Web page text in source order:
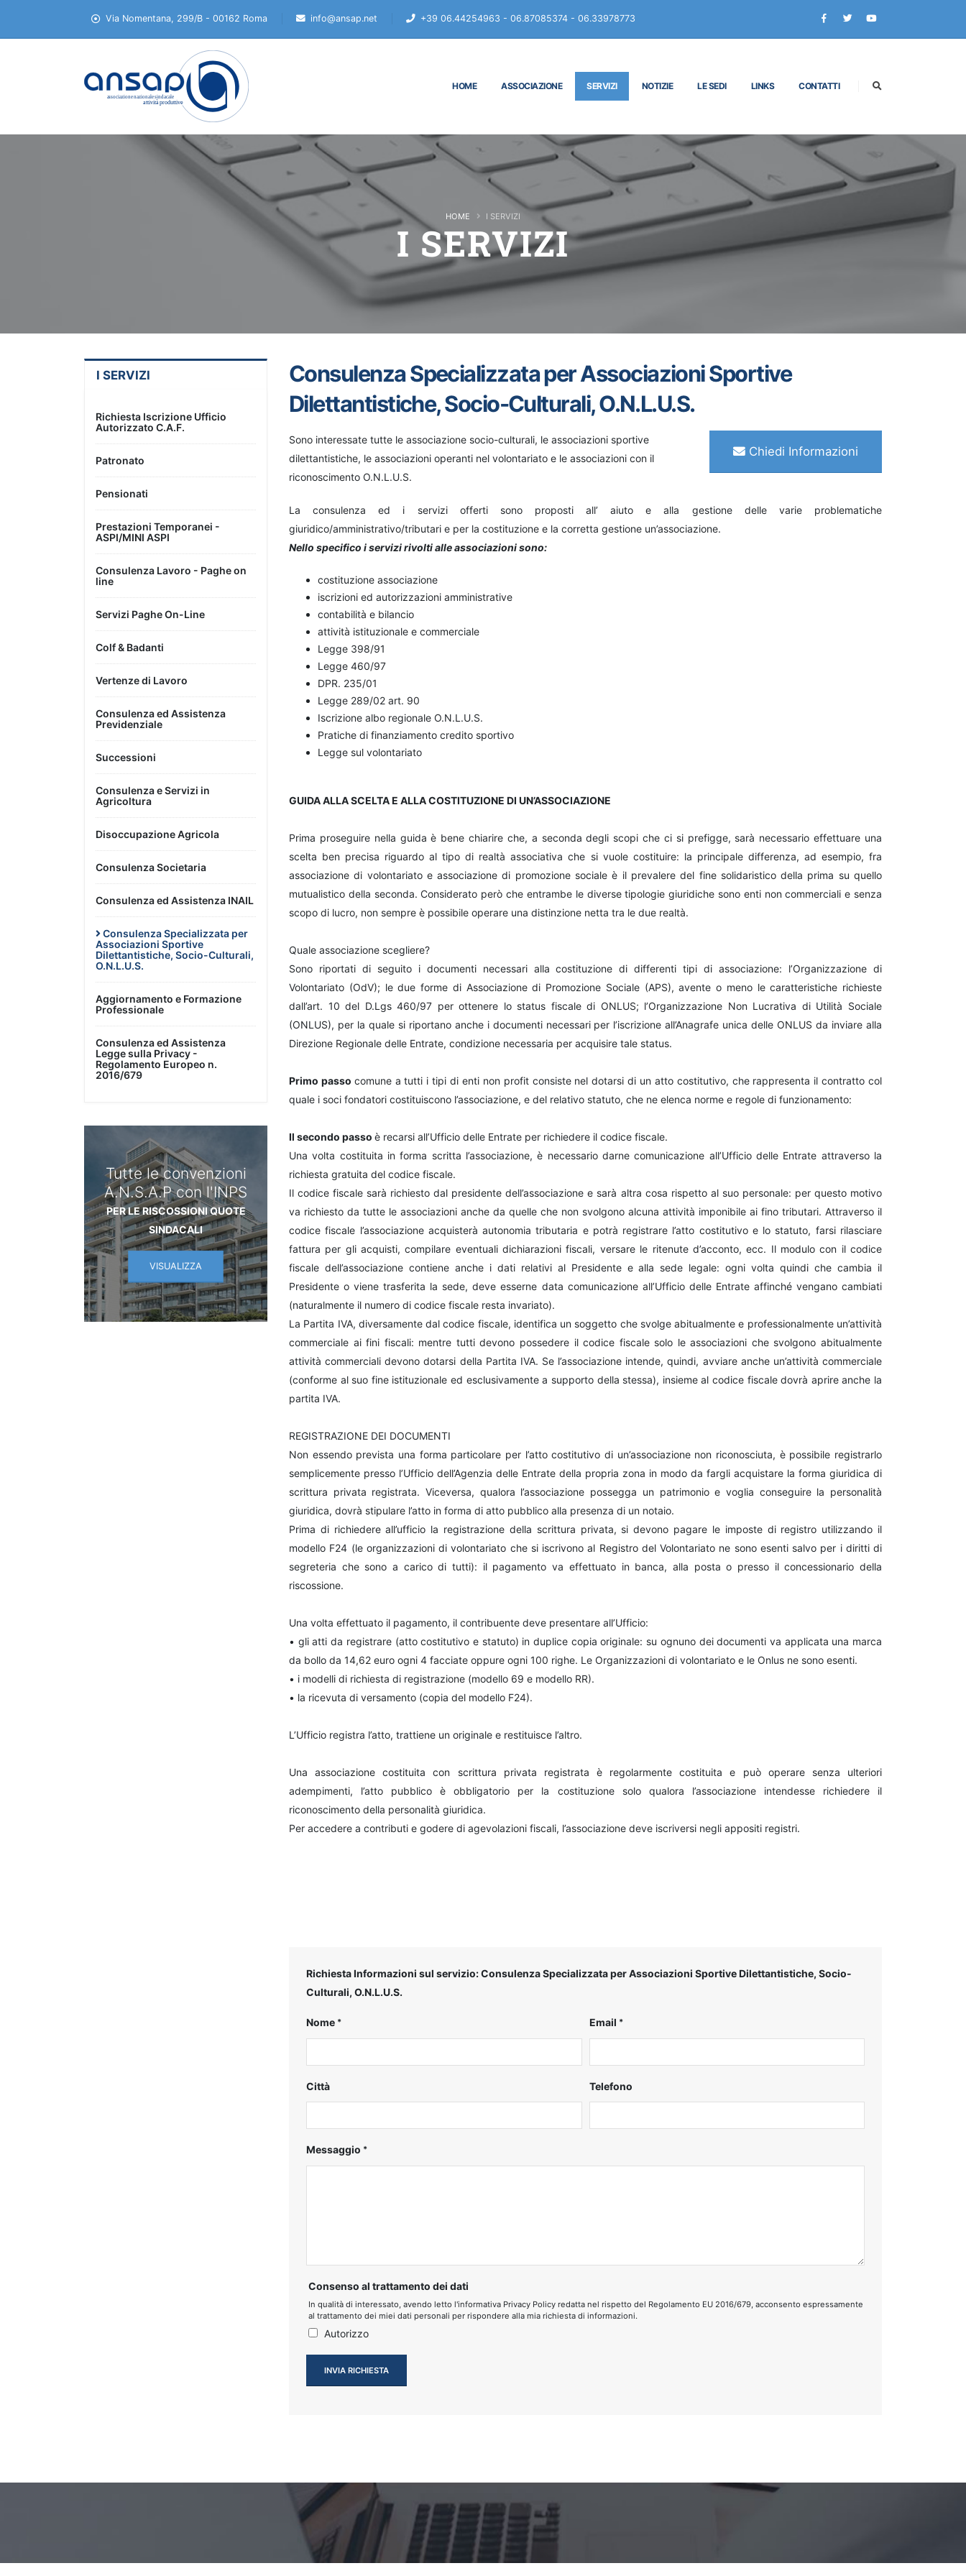
Via Nomentana, 299/B - 00162 Roma info@ansap.net +39 06.44254963 - 06.87085374 - 06.33978773
HOME ASSOCIAZIONE SERVIZI NOTIZIE LE SEDI LINKS CONTATTI
I SERVIZI
HOME I SERVIZI
I SERVIZI
Richiesta Iscrizione Ufficio
Autorizzato C.A.F.
Patronato
Pensionati
Prestazioni Temporanei -
ASPI/MINI ASPI
Consulenza Lavoro - Paghe on
line
Servizi Paghe On-Line
Colf & Badanti
Vertenze di Lavoro
Consulenza ed Assistenza
Previdenziale
Successioni
Consulenza e Servizi in
Agricoltura
Disoccupazione Agricola
Consulenza Societaria
Consulenza ed Assistenza INAIL
Consulenza Specializzata per
Associazioni Sportive
Dilettantistiche, Socio-Culturali,
O.N.L.U.S.
Aggiornamento e Formazione
Professionale
Consulenza ed Assistenza
Legge sulla Privacy -
Regolamento Europeo n.
2016/679
Tutte le convenzioni
A.N.S.A.P con l'INPS
PER LE RISCOSSIONI QUOTE
SINDACALI
VISUALIZZA
Consulenza Specializzata per Associazioni Sportive
Dilettantistiche, Socio-Culturali, O.N.L.U.S.
Chiedi Informazioni
Sono interessate tutte le associazione socio-culturali, le associazioni sportive
dilettantistiche, le associazioni operanti nel volontariato e le associazioni con il
riconoscimento O.N.L.U.S.
La consulenza ed i servizi offerti sono proposti all’ aiuto e alla gestione delle varie problematiche
giuridico/amministrativo/tributari e per la costituzione e la corretta gestione un’associazione.
Nello specifico i servizi rivolti alle associazioni sono:
costituzione associazione
iscrizioni ed autorizzazioni amministrative
contabilità e bilancio
attività istituzionale e commerciale
Legge 398/91
Legge 460/97
DPR. 235/01
Legge 289/02 art. 90
Iscrizione albo regionale O.N.L.U.S.
Pratiche di finanziamento credito sportivo
Legge sul volontariato
GUIDA ALLA SCELTA E ALLA COSTITUZIONE DI UN’ASSOCIAZIONE
Prima proseguire nella guida è bene chiarire che, a seconda degli scopi che ci si prefigge, sarà necessario effettuare una
scelta ben precisa riguardo al tipo di realtà associativa che si vuole costituire: la principale differenza, ad esempio, fra
associazione di volontariato e associazione di promozione sociale è il prevalere del fine solidaristico della prima su quello
mutualistico della seconda. Considerato però che entrambe le diverse tipologie giuridiche sono enti non commerciali e senza
scopo di lucro, non sempre è possibile operare una distinzione netta tra le due realtà.
Quale associazione scegliere?
Sono riportati di seguito i documenti necessari alla costituzione di differenti tipi di associazione: l’Organizzazione di
Volontariato (OdV); le due forme di Associazione di Promozione Sociale (APS), avente o meno le caratteristiche richieste
dall’art. 10 del D.Lgs 460/97 per ottenere lo status fiscale di ONLUS; l’Organizzazione Non Lucrativa di Utilità Sociale
(ONLUS), per la quale si riportano anche i documenti necessari per l’iscrizione all’Anagrafe unica delle ONLUS da inviare alla
Direzione Regionale delle Entrate, condizione necessaria per acquisire tale status.
Primo passo comune a tutti i tipi di enti non profit consiste nel dotarsi di un atto costitutivo, che rappresenta il contratto col
quale i soci fondatori costituiscono l’associazione, e del relativo statuto, che ne elenca norme e regole di funzionamento:
Il secondo passo è recarsi all’Ufficio delle Entrate per richiedere il codice fiscale.
Una volta costituita in forma scritta l’associazione, è necessario darne comunicazione all’Ufficio delle Entrate attraverso la
richiesta gratuita del codice fiscale.
Il codice fiscale sarà richiesto dal presidente dell’associazione e sarà altra cosa rispetto al suo personale: per questo motivo
va richiesto da tutte le associazioni anche da quelle che non svolgono alcuna attività imponibile ai fino tributari. Attraverso il
codice fiscale l’associazione acquisterà autonomia tributaria e potrà registrare l’atto costitutivo e lo statuto, farsi rilasciare
fattura per gli acquisti, compilare eventuali dichiarazioni fiscali, versare le ritenute d’acconto, ecc. Il modulo con il codice
fiscale dell’associazione contiene anche i dati relativi al Presidente e alla sede legale: ogni volta quindi che cambia il
Presidente o viene trasferita la sede, deve esserne data comunicazione all’Ufficio delle Entrate affinché vengano cambiati
(naturalmente il numero di codice fiscale resta invariato).
La Partita IVA, diversamente dal codice fiscale, identifica un soggetto che svolge abitualmente e professionalmente un’attività
commerciale ai fini fiscali: mentre tutti devono possedere il codice fiscale solo le associazioni che svolgono abitualmente
attività commerciali devono dotarsi della Partita IVA. Se l’associazione intende, quindi, avviare anche un’attività commerciale
(conforme al suo fine istituzionale ed esclusivamente a supporto della stessa), insieme al codice fiscale dovrà aprire anche la
partita IVA.
REGISTRAZIONE DEI DOCUMENTI
Non essendo prevista una forma particolare per l’atto costitutivo di un’associazione non riconosciuta, è possibile registrarlo
semplicemente presso l’Ufficio dell’Agenzia delle Entrate della propria zona in modo da fargli acquistare la forma giuridica di
scrittura privata registrata. Viceversa, qualora l’associazione possegga un patrimonio e voglia conseguire la personalità
giuridica, dovrà stipulare l’atto in forma di atto pubblico alla presenza di un notaio.
Prima di richiedere all’ufficio la registrazione della scrittura privata, si devono pagare le imposte di registro utilizzando il
modello F24 (le organizzazioni di volontariato che si iscrivono al Registro del Volontariato ne sono esenti salvo per i diritti di
segreteria che sono a carico di tutti): il pagamento va effettuato in banca, alla posta o presso il concessionario della
riscossione.
Una volta effettuato il pagamento, il contribuente deve presentare all’Ufficio:
• gli atti da registrare (atto costitutivo e statuto) in duplice copia originale: su ognuno dei documenti va applicata una marca
da bollo da 14,62 euro ogni 4 facciate oppure ogni 100 righe. Le Organizzazioni di volontariato e le Onlus ne sono esenti.
• i modelli di richiesta di registrazione (modello 69 e modello RR).
• la ricevuta di versamento (copia del modello F24).
L’Ufficio registra l’atto, trattiene un originale e restituisce l’altro.
Una associazione costituita con scrittura privata registrata è regolarmente costituita e può operare senza ulteriori
adempimenti, l’atto pubblico è obbligatorio per la costituzione solo qualora l’associazione intendesse richiedere il
riconoscimento della personalità giuridica.
Per accedere a contributi e godere di agevolazioni fiscali, l’associazione deve iscriversi negli appositi registri.
Richiesta Informazioni sul servizio: Consulenza Specializzata per Associazioni Sportive Dilettantistiche, Socio-
Culturali, O.N.L.U.S.
Nome Email
Città Telefono
Messaggio
Consenso al trattamento dei dati
In qualità di interessato, avendo letto l'informativa Privacy Policy redatta nel rispetto del Regolamento EU 2016/679, acconsento espressamente
al trattamento dei miei dati personali per rispondere alla mia richiesta di informazioni.
Autorizzo